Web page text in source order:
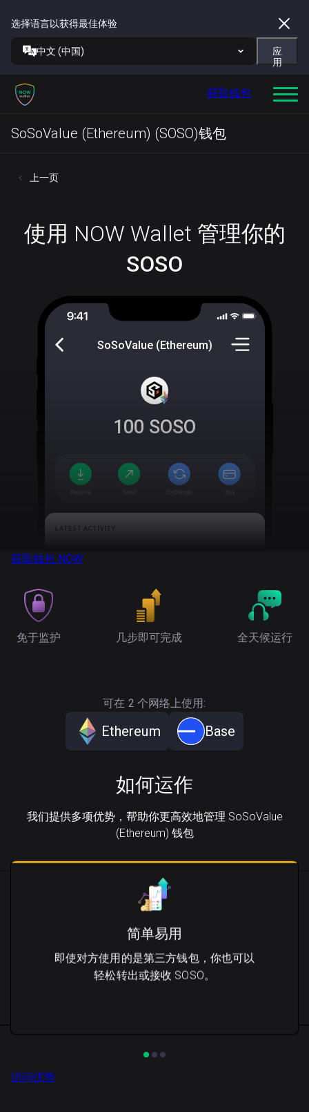
选择语言以获得最佳体验
中文 (中国)
应
用
获取钱包
SoSoValue (Ethereum) (SOSO)钱包
上一页
使用 NOW Wallet 管理你的
SOSO
SoSoValue (Ethereum)
100 SOSO
获取钱包 NOW
免于监护 几步即可完成 全天候运行
可在 2 个网络上使用:
Ethereum Base
如何运作
我们提供多项优势，帮助你更高效地管理 SoSoValue
(Ethereum) 钱包
简单易用
即使对方使用的是第三方钱包，你也可以
轻松转出或接收 SOSO。
访问优势